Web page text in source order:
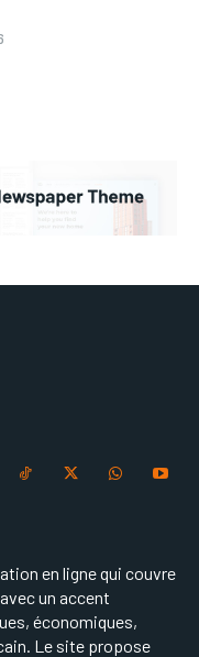
en ligne qui couvre
un accent
économiques,
Le site propose